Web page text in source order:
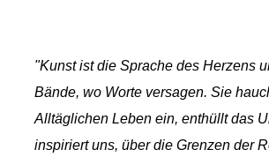
"Kunst ist die Sprache des Herzens
Bände, wo Worte versagen. Sie
Alltäglichen Leben ein, enthüllt das
inspiriert uns, über die Grenzen der